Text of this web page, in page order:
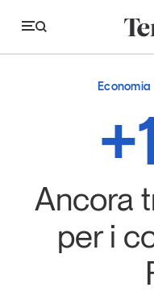
Economia e
Innovazione
Logistica
Retail e brand
Economia
Ancora
per i